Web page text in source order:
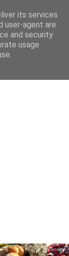
its services
user-agent are
and security
usage